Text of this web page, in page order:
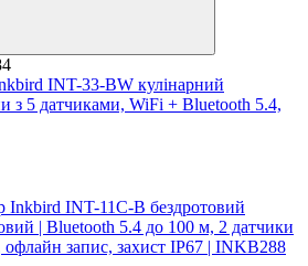
INT-33-BW кулінарний
з 5 датчиками, WiFi + Bluetooth 5.4,